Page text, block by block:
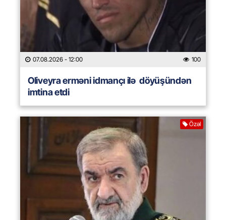
07.08.2026 - 12:00 100
Oliveyra erməni idmançı ilə döyüşündən
imtina etdi
Özəl